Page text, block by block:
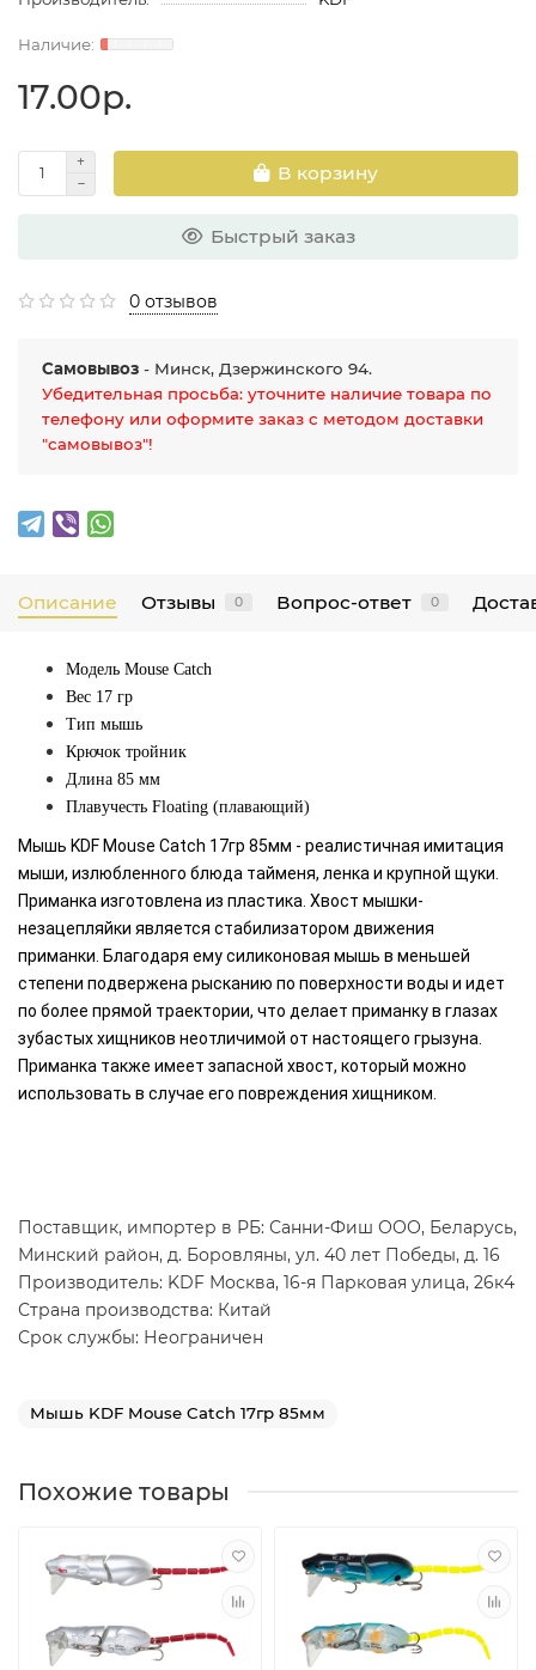
17.00р.
В корзину
Быстрый заказ
0 отзывов
Самовывоз - Минск, Дзержинского 94.
Убедительная просьба: уточните наличие товара по
телефону или оформите заказ с методом доставки
"самовывоз"!
Описание Отзывы 0 Вопрос-ответ 0
Модель Mouse Catch
Вес 17 гр
Тип мышь
Крючок тройник
Длина 85 мм
Плавучесть Floating (плавающий)
Мышь KDF Mouse Catch 17гр 85мм - реалистичная имитация
мыши, излюбленного блюда тайменя, ленка и крупной щуки.
Приманка изготовлена из пластика. Хвост мышки-
незацепляйки является стабилизатором движения
приманки. Благодаря ему силиконовая мышь в меньшей
степени подвержена рысканию по поверхности воды и идет
по более прямой траектории, что делает приманку в глазах
зубастых хищников неотличимой от настоящего грызуна.
Приманка также имеет запасной хвост, который можно
использовать в случае его повреждения хищником.
Поставщик, импортер в РБ: Санни-Фиш ООО, Беларусь,
Минский район, д. Боровляны, ул. 40 лет Победы, д. 16
Производитель: KDF Москва, 16-я Парковая улица, 26к4
Страна производства: Китай
Срок службы: Неограничен
Мышь KDF Mouse Catch 17гр 85мм
Похожие товары